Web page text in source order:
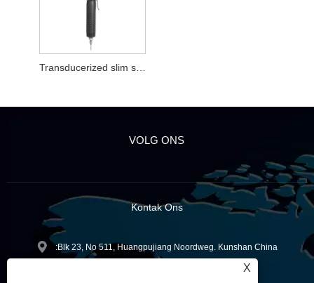
Transducerized slim skroewedraaier
VOLG ONS
Kontak Ons
:Blk 23, No 511, Huangpujiang Noordweg. Kunshan China
X